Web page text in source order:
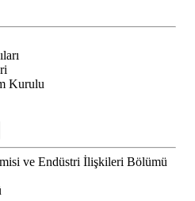
Kurulu
ve Endüstri İlişkileri Bölümü